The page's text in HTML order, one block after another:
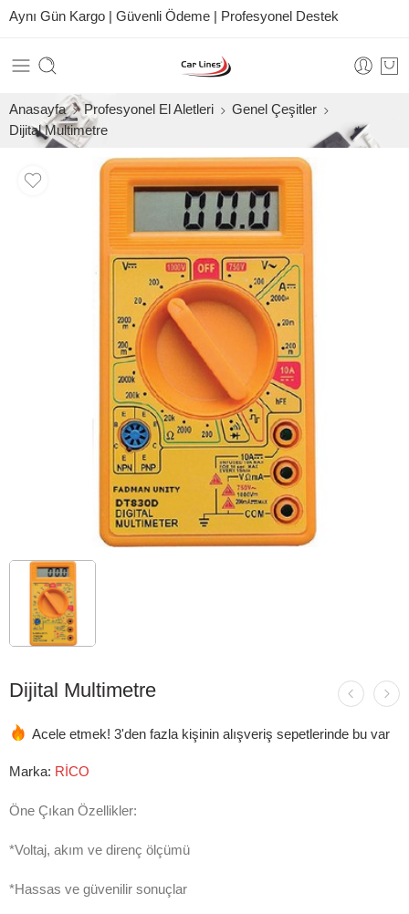
Aynı Gün Kargo | Güvenli Ödeme | Profesyonel Destek
Anasayfa Profesyonel El Aletleri
Genel Çeşitler
Dijital Multimetre
Dijital Multimetre
Acele etmek! 3'den fazla kişinin alışveriş sepetlerinde bu var
Marka: RİCO
Öne Çıkan Özellikler:
*Voltaj, akım ve direnç ölçümü
*Hassas ve güvenilir sonuçlar